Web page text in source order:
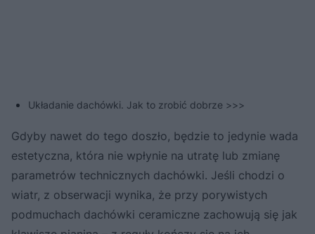
Układanie dachówki. Jak to zrobić dobrze >>>
Gdyby nawet do tego doszło, będzie to jedynie wada
estetyczna, która nie wpłynie na utratę lub zmianę
parametrów technicznych dachówki. Jeśli chodzi o
wiatr, z obserwacji wynika, że przy porywistych
podmuchach dachówki ceramiczne zachowują się jak